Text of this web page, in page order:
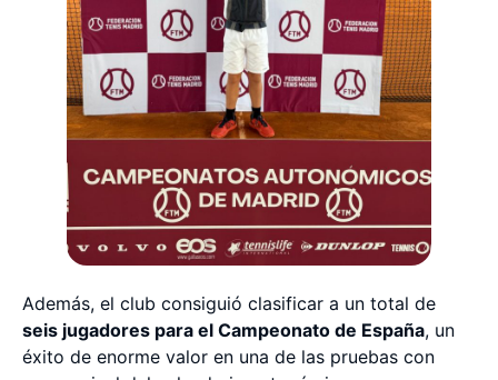
Además, el club consiguió clasificar a un total de
seis jugadores para el Campeonato de España, un
éxito de enorme valor en una de las pruebas con